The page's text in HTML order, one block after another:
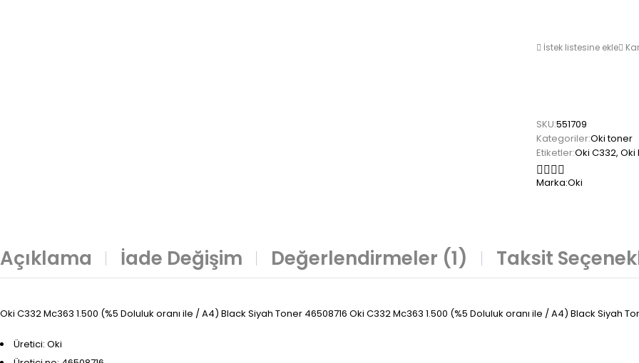
İstek listesine ekle
SKU:551709
Kategoriler:Oki toner
Etiketler:Oki C332, Oki
Marka:Oki
Açıklama İade Değişim Değerlendirmeler (1) Taksit
Oki C332 Mc363 1.500 (%5 Doluluk oranı ile / A4) Black Siyah Toner 46508716 Oki C332 Mc363 1.500 (%5 Doluluk oranı ile / A4) Black Siyah
Üretici: Oki